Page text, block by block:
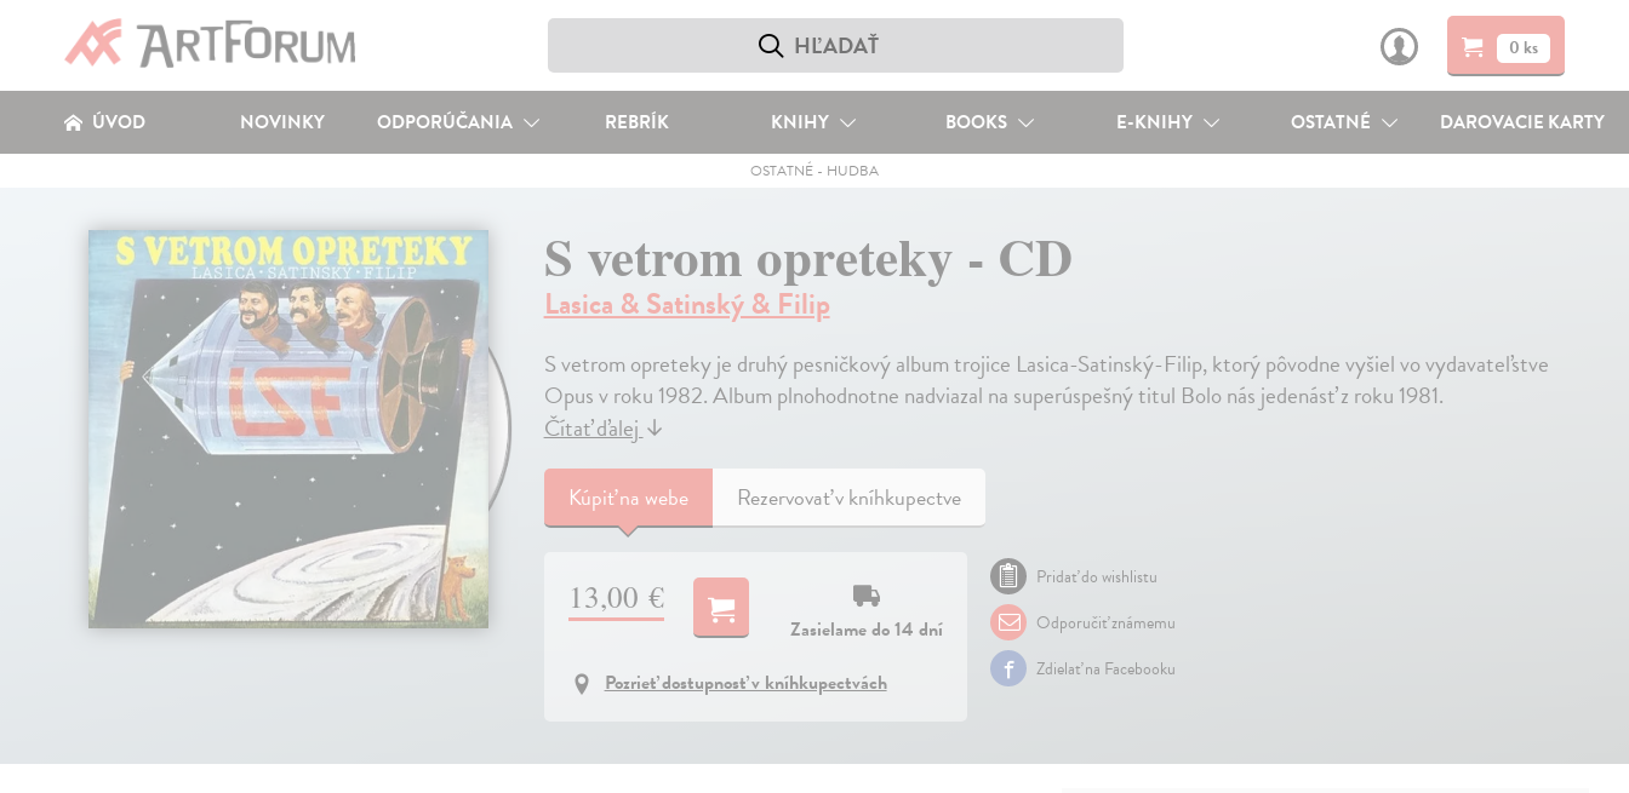
0 ks
ÚVOD NOVINKY ODPORÚČANIA REBRÍK KNIHY BOOKS E-KNIHY OSTATNÉ DAROVACIE KARTY
OSTATNÉ- HUDBA
S vetrom opreteky - CD
Lasica & Satinský & Filip
S vetrom opreteky je druhý pesničkový album trojice Lasica-Satinský-Filip, ktorý pôvodne vyšiel vo vydavateľstve
Opus v roku 1982. Album plnohodnotne nadviazal na superúspešný titul Bolo nás jedenásť z roku 1981.
Čítať ďalej↓
Kúpiťna webe Rezervovať v kníhkupectve
13,00 €
Zasielame do 14 dní
Pozrieť dostupnosť v kníhkupectvách
Pridať do wishlistu
Odporučiť známemu
Zdielať na Facebooku